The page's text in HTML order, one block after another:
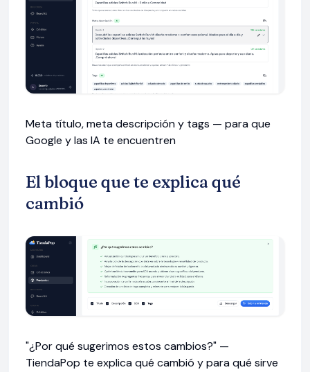
Meta título, meta descripción y tags — para que
Google y las IA te encuentren
El bloque que te explica qué
cambió
"¿Por qué sugerimos estos cambios?" —
TiendaPop te explica qué cambió y para qué sirve